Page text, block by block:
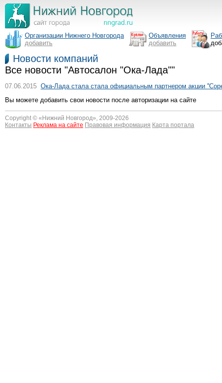
Организации Нижнего Новгорода
добавить
Объявления
добавить
Новости компаний
Все новости "Автосалон "Ока-Лада""
07.06.2015 Ока-Лада стала стала официальным партнером акции
Вы можете добавить свои новости после авторизации на сайте
Copyright © «Нижний Новгород», 2009-2026
Контакты Реклама на сайте Правовая информация Карта портала